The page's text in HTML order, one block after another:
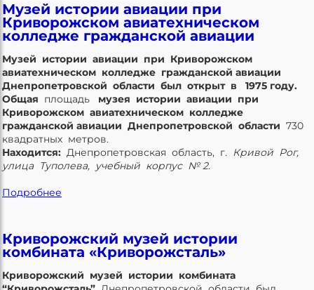
Музей истории авиации при
Криворожском авиатехническом
колледже гражданской авиации
Музей истории авиации при Криворожском
авиатехническом колледже гражданской авиации
Днепропетровской области был открыт в 1975 году.
Общая площадь музея истории авиации при
Криворожском авиатехническом колледже
гражданской авиации Днепропетровской области 730
квадратных метров.
Находится: Днепропетровская область, г. Кривой Рог,
улица Туполева, учебный корпус № 2.
Подробнее
Криворожский музей истории
комбината «Криворожсталь»
Криворожский музей истории комбината